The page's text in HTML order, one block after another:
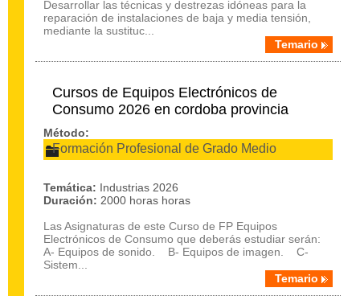
Desarrollar las técnicas y destrezas idóneas para la
reparación de instalaciones de baja y media tensión,
mediante la sustituc...
Temario
Cursos de Equipos Electrónicos de
Consumo 2026 en cordoba provincia
Método:
Formación Profesional de Grado Medio
Temática: Industrias 2026
Duración: 2000 horas horas
Las Asignaturas de este Curso de FP Equipos
Electrónicos de Consumo que deberás estudiar serán:
A- Equipos de sonido. B- Equipos de imagen. C-
Sistem...
Temario